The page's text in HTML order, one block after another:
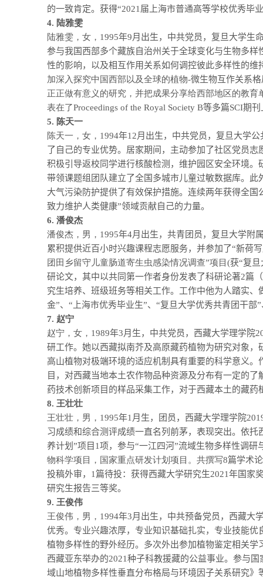
的一致肯定。获得“2021 届上海市普通高等学校优秀毕
4. 陆雅雯
陆雅雯，女， 1995年9月出生，中共党员，复旦大学生
参与我国西部多个藏族自治州关于全球变化与生物多样
性的影响，以及相互作用关系如何调控彼此多样性的
加深入探究中国西部以及全球的植物-微生物互作关系
正正做有意义的研究，并把成果分享给西部地区的教
表在了Proceedings of the Royal Society B等多篇SCI期刊
5. 陈天一
陈天一，女， 1994年12月出生，中共党员，复旦大学公
了自己的专业优势。居家期间，主动参加了社区党员
积极引导返校同学进行核酸检测，维护园区安全环境
带领课题组团队建立了全国多城市儿童过敏数据库。此
大气污染防护提供了有效保护措施。连续两年获得全
致力维护人类健康”领域贡献自己的力量。
6. 潘俊杰
潘俊杰，男， 1995年4月出生，共青团员，复旦大学附
累积提供近百小时兴趣课程志愿服务，并参加了“新
团田乡留守儿童肠道寄生虫感染情况调查”项目 (获“复
研论文，其中以共同第一作者身份发表了科研论著2篇
究生培养、班级班务等相关工作。工作中他为人踏实
金”、“上海市优秀毕业生”、“复旦大学优秀共青团干
7. 赵宁
赵宁，女， 1989年3月生，中共党员，西藏大学理学院
研工作。她以西藏拟南芥及高原藏药植物为研究对象
高山植物对极端环境的适应机制具有重要的科学意义
目，对西藏当地本土农作物品种资源及分布有一定的
药技术创新项目的样品采集工作，对于西藏本土的藏药
8. 王壮壮
王壮壮，男， 1995年1 月生，团员，西藏大学理学院
习成绩和综合测评成绩一直名列前茅，表现突出。依
养计划”项目 1项，参与“一江四河”流域生物多样性调
物科学项目，国家重点研发计划项目。共撰写8篇学术
投稿外审， 1篇待投：获得西藏大学研究生2021年国家
研究生报告三等奖。
9. 王俊伟
王俊伟，男， 1994年3月出生，中共预备党员，西藏大
优秀。专业兴趣浓厚，专业知识基础扎实，专业技能
植物多样性的野外经历。多次外出参加植物鉴定相关
西藏亚东举办的2021种子科教援藏的公益事业。参与
域山地植物多样性垂直分布格局与环境因子关系研究